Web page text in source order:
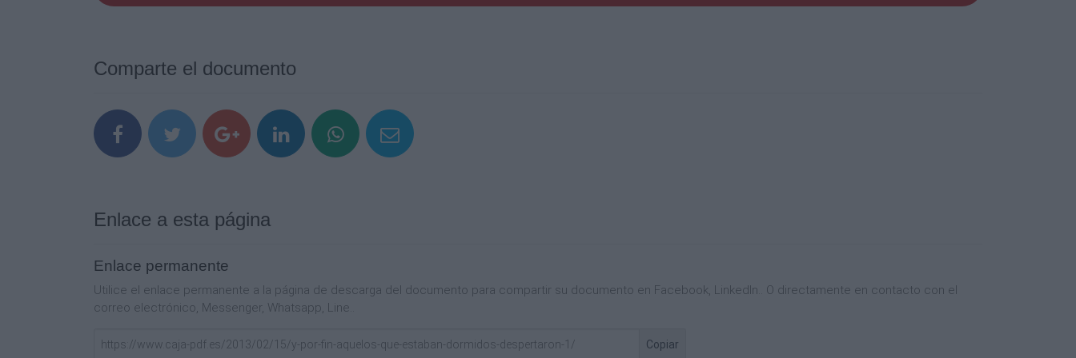
Comparte el documento
Enlace a esta página
Enlace permanente
Utilice el enlace permanente a la página de descarga del documento para compartir su documento en Facebook, LinkedIn.. O directamente en contacto con el
correo electrónico, Messenger, Whatsapp, Line..
Copiar